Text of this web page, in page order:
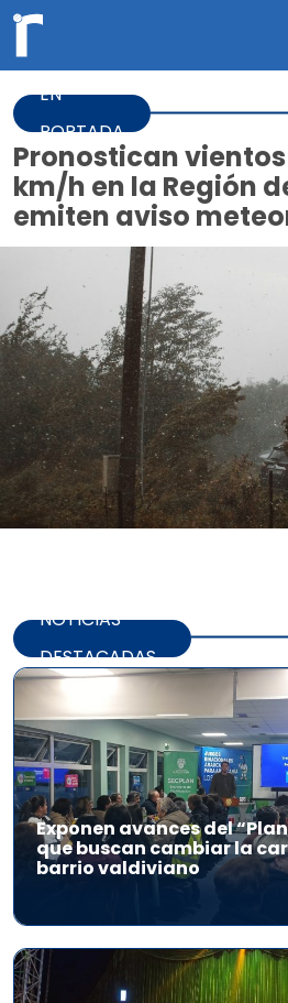
EN
PORTADA
Pronostican
km/h en la Región
emiten aviso
NOTICIAS
DESTACADAS
Exponen avances del
que buscan cambiar la
barrio valdiviano